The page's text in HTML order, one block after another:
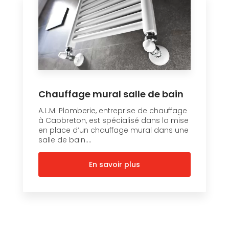
Chauffage mural salle de bain
A.L.M. Plomberie, entreprise de chauffage
à Capbreton, est spécialisé dans la mise
en place d’un chauffage mural dans une
salle de bain....
En savoir plus